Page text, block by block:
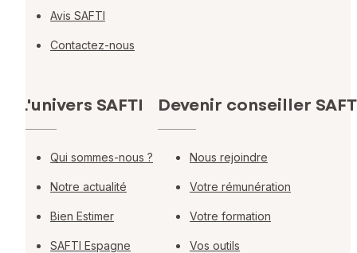
Avis SAFTI
Contactez-nous
L'univers SAFTI
Qui sommes-nous ?
Notre actualité
Bien Estimer
SAFTI Espagne
Devenir conseiller
Nous rejoindre
Votre rémunération
Votre formation
Vos outils